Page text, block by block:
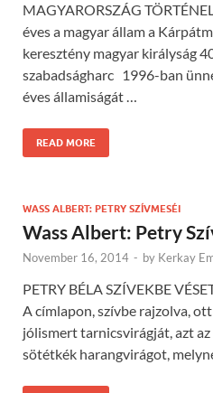
MAGYARORSZÁG
éves a magyar állam a
keresztény magyar királyság
szabadságharc 1996-ban
éves államiságát …
READ MORE
WASS ALBERT: PETRY SZÍVMESÉI
Wass Albert: Petry
November 16, 2014 - by Kerkay
PETRY BÉLA SZÍVEKBE
A címlapon, szívbe rajzolva,
jólismert tarnicsvirágját, azt
sötétkék harangvirágot,